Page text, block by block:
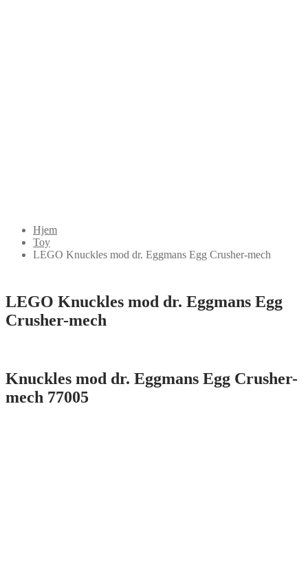
Hjem
Toy
LEGO Knuckles mod dr. Eggmans Egg Crusher-mech
LEGO Knuckles mod dr. Eggmans Egg
Crusher-mech
Knuckles mod dr. Eggmans Egg Crusher-
mech 77005